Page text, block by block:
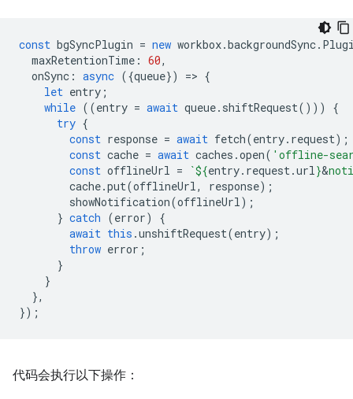
const bgSyncPlugin = new workbox.backgroundSync.
maxRetentionTime : 60,
onSync : async ({queue}) => {
let entry ;
while ((entry = await queue. shiftRequest()))
{
try {
const response = await fetch(entry. request);
const cache = await caches .open( 'offline-
const offlineUrl = `${entry. request .url }&
cache.put(offlineUrl , response);
showNotification(offlineUrl );
} catch (error)
{
await this .unshiftRequest(entry);
throw error ;
}
}
},
});
代码会执行以下操作：